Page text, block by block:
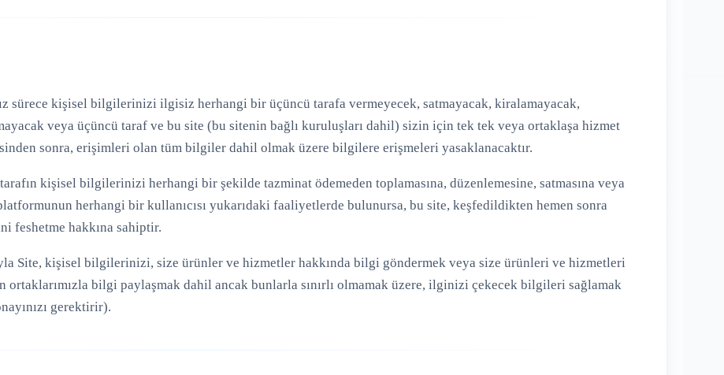
sürece kişisel bilgilerinizi ilgisiz herhangi bir üçüncü tarafa vermeyecek, satmayacak, kiralamayacak,
veya üçüncü taraf ve bu site (bu sitenin bağlı kuruluşları dahil) sizin için tek tek veya ortaklaşa hizmet
sonra, erişimleri olan tüm bilgiler dahil olmak üzere bilgilere erişmeleri yasaklanacaktır.
kişisel bilgilerinizi herhangi bir şekilde tazminat ödemeden toplamasına, düzenlemesine, satmasına veya
herhangi bir kullanıcısı yukarıdaki faaliyetlerde bulunursa, bu site, keşfedildikten hemen sonra
feshetme hakkına sahiptir.
Site, kişisel bilgilerinizi, size ürünler ve hizmetler hakkında bilgi göndermek veya size ürünleri ve hizmetleri
bilgi paylaşmak dahil ancak bunlarla sınırlı olmamak üzere, ilginizi çekecek bilgileri sağlamak
gerektirir).